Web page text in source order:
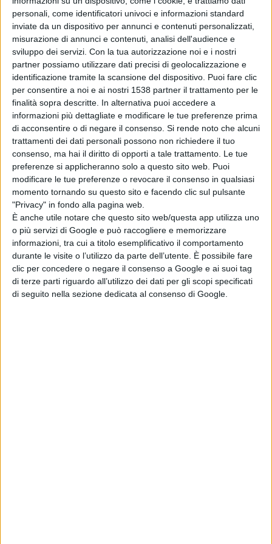
personali, come identificatori univoci e informazioni standard
inviate da un dispositivo per annunci e contenuti personalizzati,
misurazione di annunci e contenuti, analisi dell'audience e
sviluppo dei servizi. Con la tua autorizzazione noi e i nostri
partner possiamo utilizzare dati precisi di geolocalizzazione e
identificazione tramite la scansione del dispositivo. Puoi fare clic
per consentire a noi e ai nostri 1538 partner il trattamento per le
finalità sopra descritte. In alternativa puoi accedere a
informazioni più dettagliate e modificare le tue preferenze prima
di acconsentire o di negare il consenso. Si rende noto che alcuni
trattamenti dei dati personali possono non richiedere il tuo
consenso, ma hai il diritto di opporti a tale trattamento. Le tue
preferenze si applicheranno solo a questo sito web. Puoi
modificare le tue preferenze o revocare il consenso in qualsiasi
momento tornando su questo sito e facendo clic sul pulsante
"Privacy" in fondo alla pagina web.
È anche utile notare che questo sito web/questa app utilizza uno
o più servizi di Google e può raccogliere e memorizzare
informazioni, tra cui a titolo esemplificativo il comportamento
durante le visite o l’utilizzo da parte dell’utente. È possibile fare
clic per concedere o negare il consenso a Google e ai suoi tag
di terze parti riguardo all’utilizzo dei dati per gli scopi specificati
di seguito nella sezione dedicata al consenso di Google.
locali nell’assegnazione degli spazi pubblici all’interno
del circuito; inoltre daremo precedenza alle attività del
settore agroalimentare e artigiano. Per finire saranno
ammessi all’interno del circuito gli ambulanti non locali
che esporranno oggetti legati alla tradizione e al tema
della manifestazione. Gli ambulanti non locali con altra
oggettistica verranno fatti posizionare fuori dal
circuito”.
“Per pianificare meglio ogni singola iniziativa – conclude
Maria Laura Ghisu – gli incontri con espositori e
associazioni sono fondamentali”.
Condividi su: